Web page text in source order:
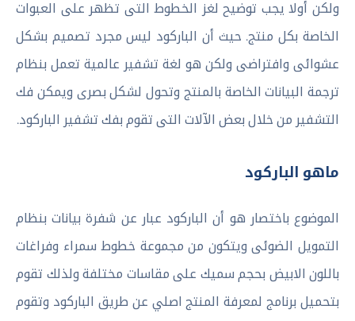
ولكن أولا يجب توضيح لغز الخطوط التى تظهر على العبوات
الخاصة بكل منتج. حيث أن الباركود ليس مجرد تصميم بشكل
عشوائى وافتراضى ولكن هو لغة تشفير عالمية تعمل بنظام
ترجمة البيانات الخاصة بالمنتج وتحول لشكل بصرى ويمكن فك
التشفير من خلال بعض الآلات التى تقوم بفك تشفير الباركود.
ماهو الباركود
الموضوع باختصار هو أن الباركود عبار عن شفرة بيانات بنظام
التمويل الضوئى ويتكون من مجموعة خطوط سمراء وفراغات
باللون الابيض بحجم سميك على مقاسات مختلفة ولذلك تقوم
بتحميل برنامج لمعرفة المنتج اصلي عن طريق الباركود وتقوم